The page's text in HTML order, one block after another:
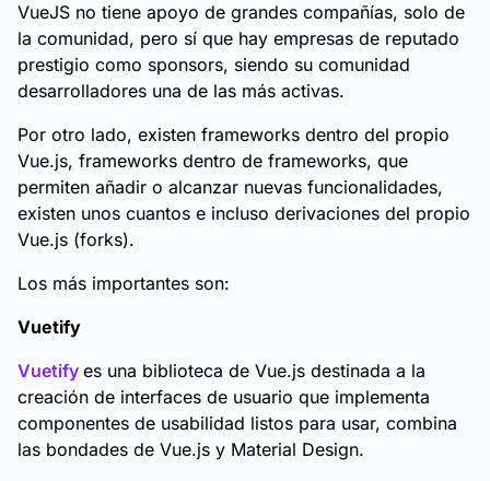
VueJS no tiene apoyo de grandes compañías, solo de
la comunidad, pero sí que hay empresas de reputado
prestigio como sponsors, siendo su comunidad
desarrolladores una de las más activas.
Por otro lado, existen frameworks dentro del propio
Vue.js, frameworks dentro de frameworks, que
permiten añadir o alcanzar nuevas funcionalidades,
existen unos cuantos e incluso derivaciones del propio
Vue.js (forks).
Los más importantes son:
Vuetify
Vuetify es una biblioteca de Vue.js destinada a la
creación de interfaces de usuario que implementa
componentes de usabilidad listos para usar, combina
las bondades de Vue.js y Material Design.